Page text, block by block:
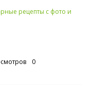
рецепты с фото и
0